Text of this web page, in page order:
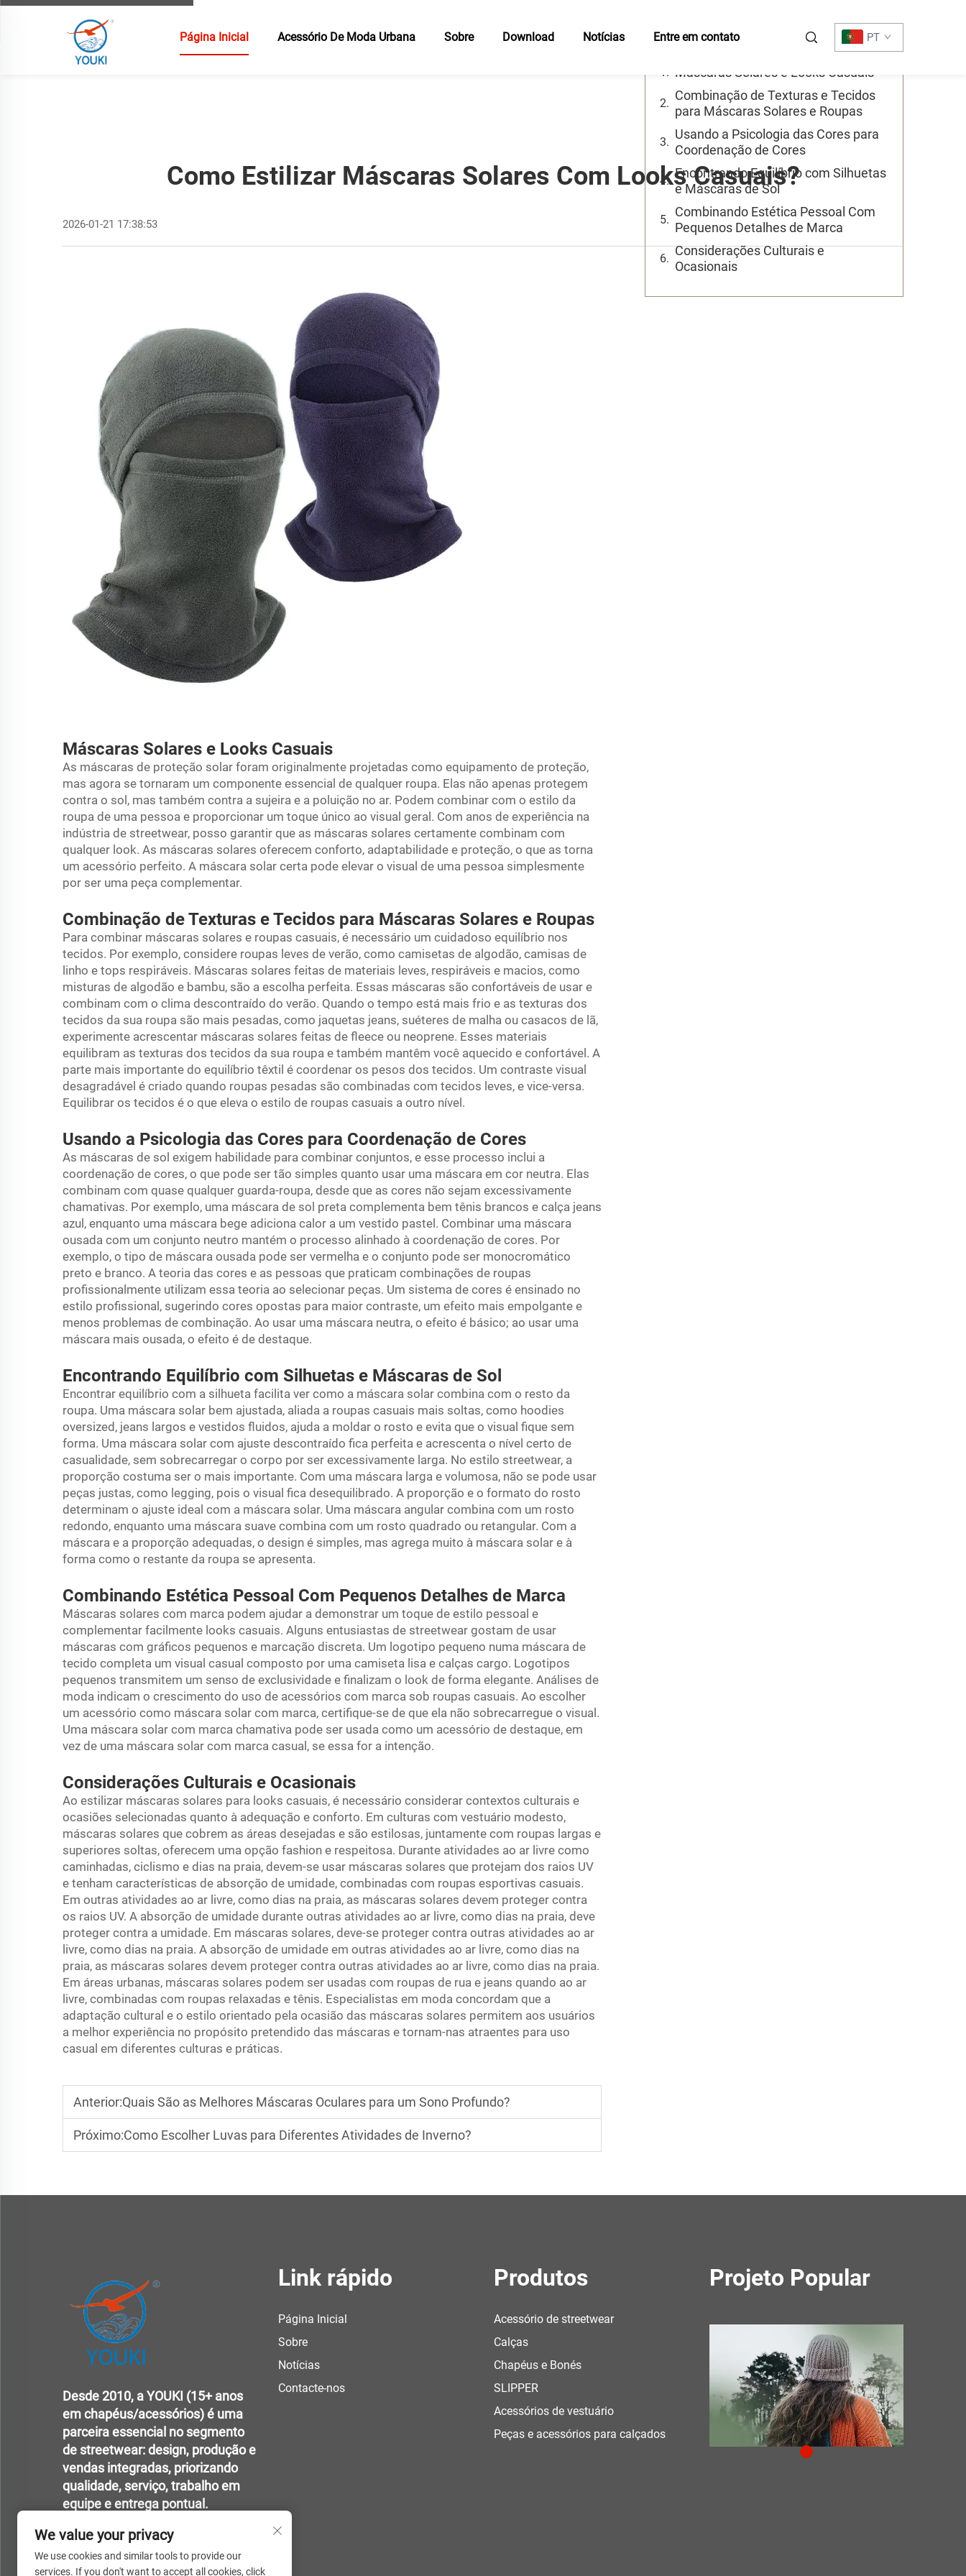
Página Inicial Acessório De Moda Urbana Sobre Download Notícias Entre em contato PT
Como Estilizar Máscaras Solares Com Looks Casuais?
2026-01-21 17:38:53
Máscaras Solares e Looks Casuais
As máscaras de proteção solar foram originalmente projetadas como equipamento de proteção,
mas agora se tornaram um componente essencial de qualquer roupa. Elas não apenas protegem
contra o sol, mas também contra a sujeira e a poluição no ar. Podem combinar com o estilo da
roupa de uma pessoa e proporcionar um toque único ao visual geral. Com anos de experiência na
indústria de streetwear, posso garantir que as máscaras solares certamente combinam com
qualquer look. As máscaras solares oferecem conforto, adaptabilidade e proteção, o que as torna
um acessório perfeito. A máscara solar certa pode elevar o visual de uma pessoa simplesmente
por ser uma peça complementar.
Combinação de Texturas e Tecidos para Máscaras Solares e Roupas
Para combinar máscaras solares e roupas casuais, é necessário um cuidadoso equilíbrio nos
tecidos. Por exemplo, considere roupas leves de verão, como camisetas de algodão, camisas de
linho e tops respiráveis. Máscaras solares feitas de materiais leves, respiráveis e macios, como
misturas de algodão e bambu, são a escolha perfeita. Essas máscaras são confortáveis de usar e
combinam com o clima descontraído do verão. Quando o tempo está mais frio e as texturas dos
tecidos da sua roupa são mais pesadas, como jaquetas jeans, suéteres de malha ou casacos de lã,
experimente acrescentar máscaras solares feitas de fleece ou neoprene. Esses materiais
equilibram as texturas dos tecidos da sua roupa e também mantêm você aquecido e confortável. A
parte mais importante do equilíbrio têxtil é coordenar os pesos dos tecidos. Um contraste visual
desagradável é criado quando roupas pesadas são combinadas com tecidos leves, e vice-versa.
Equilibrar os tecidos é o que eleva o estilo de roupas casuais a outro nível.
Usando a Psicologia das Cores para Coordenação de Cores
As máscaras de sol exigem habilidade para combinar conjuntos, e esse processo inclui a
coordenação de cores, o que pode ser tão simples quanto usar uma máscara em cor neutra. Elas
combinam com quase qualquer guarda-roupa, desde que as cores não sejam excessivamente
chamativas. Por exemplo, uma máscara de sol preta complementa bem tênis brancos e calça jeans
azul, enquanto uma máscara bege adiciona calor a um vestido pastel. Combinar uma máscara
ousada com um conjunto neutro mantém o processo alinhado à coordenação de cores. Por
exemplo, o tipo de máscara ousada pode ser vermelha e o conjunto pode ser monocromático
preto e branco. A teoria das cores e as pessoas que praticam combinações de roupas
profissionalmente utilizam essa teoria ao selecionar peças. Um sistema de cores é ensinado no
estilo profissional, sugerindo cores opostas para maior contraste, um efeito mais empolgante e
menos problemas de combinação. Ao usar uma máscara neutra, o efeito é básico; ao usar uma
máscara mais ousada, o efeito é de destaque.
Encontrando Equilíbrio com Silhuetas e Máscaras de Sol
Encontrar equilíbrio com a silhueta facilita ver como a máscara solar combina com o resto da
roupa. Uma máscara solar bem ajustada, aliada a roupas casuais mais soltas, como hoodies
oversized, jeans largos e vestidos fluidos, ajuda a moldar o rosto e evita que o visual fique sem
forma. Uma máscara solar com ajuste descontraído fica perfeita e acrescenta o nível certo de
casualidade, sem sobrecarregar o corpo por ser excessivamente larga. No estilo streetwear, a
proporção costuma ser o mais importante. Com uma máscara larga e volumosa, não se pode usar
peças justas, como legging, pois o visual fica desequilibrado. A proporção e o formato do rosto
determinam o ajuste ideal com a máscara solar. Uma máscara angular combina com um rosto
redondo, enquanto uma máscara suave combina com um rosto quadrado ou retangular. Com a
máscara e a proporção adequadas, o design é simples, mas agrega muito à máscara solar e à
forma como o restante da roupa se apresenta.
Combinando Estética Pessoal Com Pequenos Detalhes de Marca
Máscaras solares com marca podem ajudar a demonstrar um toque de estilo pessoal e
complementar facilmente looks casuais. Alguns entusiastas de streetwear gostam de usar
máscaras com gráficos pequenos e marcação discreta. Um logotipo pequeno numa máscara de
tecido completa um visual casual composto por uma camiseta lisa e calças cargo. Logotipos
pequenos transmitem um senso de exclusividade e finalizam o look de forma elegante. Análises de
moda indicam o crescimento do uso de acessórios com marca sob roupas casuais. Ao escolher
um acessório como máscara solar com marca, certifique-se de que ela não sobrecarregue o visual.
Uma máscara solar com marca chamativa pode ser usada como um acessório de destaque, em
vez de uma máscara solar com marca casual, se essa for a intenção.
Considerações Culturais e Ocasionais
Ao estilizar máscaras solares para looks casuais, é necessário considerar contextos culturais e
ocasiões selecionadas quanto à adequação e conforto. Em culturas com vestuário modesto,
máscaras solares que cobrem as áreas desejadas e são estilosas, juntamente com roupas largas e
superiores soltas, oferecem uma opção fashion e respeitosa. Durante atividades ao ar livre como
caminhadas, ciclismo e dias na praia, devem-se usar máscaras solares que protejam dos raios UV
e tenham características de absorção de umidade, combinadas com roupas esportivas casuais.
Em outras atividades ao ar livre, como dias na praia, as máscaras solares devem proteger contra
os raios UV. A absorção de umidade durante outras atividades ao ar livre, como dias na praia, deve
proteger contra a umidade. Em máscaras solares, deve-se proteger contra outras atividades ao ar
livre, como dias na praia. A absorção de umidade em outras atividades ao ar livre, como dias na
praia, as máscaras solares devem proteger contra outras atividades ao ar livre, como dias na praia.
Em áreas urbanas, máscaras solares podem ser usadas com roupas de rua e jeans quando ao ar
livre, combinadas com roupas relaxadas e tênis. Especialistas em moda concordam que a
adaptação cultural e o estilo orientado pela ocasião das máscaras solares permitem aos usuários
a melhor experiência no propósito pretendido das máscaras e tornam-nas atraentes para uso
casual em diferentes culturas e práticas.
Anterior:Quais São as Melhores Máscaras Oculares para um Sono Profundo?
Próximo:Como Escolher Luvas para Diferentes Atividades de Inverno?
Máscaras Solares e Looks Casuais
Combinação de Texturas e Tecidos
para Máscaras Solares e Roupas
Usando a Psicologia das Cores para
Coordenação de Cores
Encontrando Equilíbrio com Silhuetas
e Máscaras de Sol
Combinando Estética Pessoal Com
Pequenos Detalhes de Marca
Considerações Culturais e
Ocasionais
Desde 2010, a YOUKI (15+ anos
em chapéus/acessórios) é uma
parceira essencial no segmento
de streetwear: design, produção e
vendas integradas, priorizando
qualidade, serviço, trabalho em
equipe e entrega pontual.
Link rápido
Página Inicial
Sobre
Notícias
Contacte-nos
Produtos
Acessório de streetwear
Calças
Chapéus e Bonés
SLIPPER
Acessórios de vestuário
Peças e acessórios para calçados
Projeto Popular
We value your privacy
We use cookies and similar tools to provide our
services. If you don't want to accept all cookies, click